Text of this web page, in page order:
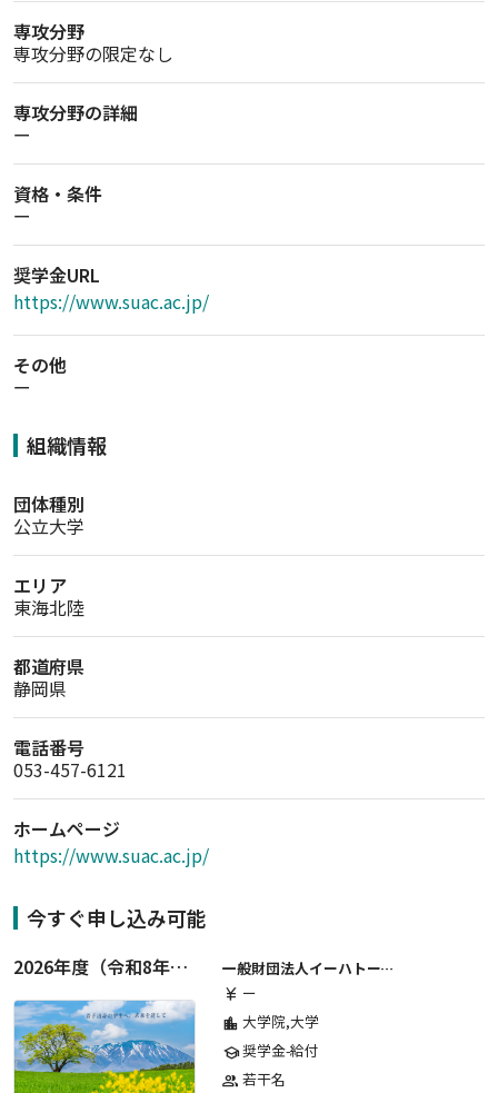
専攻分野
専攻分野の限定なし
専攻分野の詳細
ー
資格・条件
ー
奨学金URL
https://www.suac.ac.jp/
その他
ー
組織情報
団体種別
公立大学
エリア
東海北陸
都道府県
静岡県
電話番号
053-457-6121
ホームページ
https://www.suac.ac.jp/
今すぐ申し込み可能
2026年度（令和8年度）第２期 一般財団法人イーハトーブ育英会奨学生募集（給付型） 日本国内及び海外の大学・大学院に自宅外通学をする学生に生活費の一部(家賃半額相当)を給付【岩手県が本籍地の大学生または大学院生対象】
一般財団法人イーハトーブ育英会
currency_yen ー
location_city 大学院,大学
school奨学金-給付
group 若干名